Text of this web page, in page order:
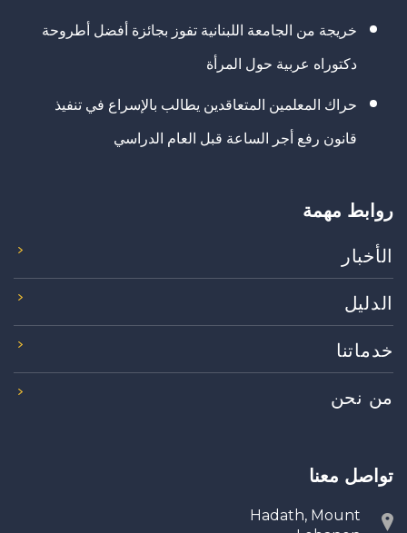
خريجة من الجامعة اللبنانية تفوز بجائزة أفضل أطروحة
دكتوراه عربية حول المرأة
حراك المعلمين المتعاقدين يطالب بالإسراع في تنفيذ
قانون رفع أجر الساعة قبل العام الدراسي
روابط مهمة
الأخبار
الدليل
خدماتنا
من نحن
تواصل معنا
Hadath, Mount